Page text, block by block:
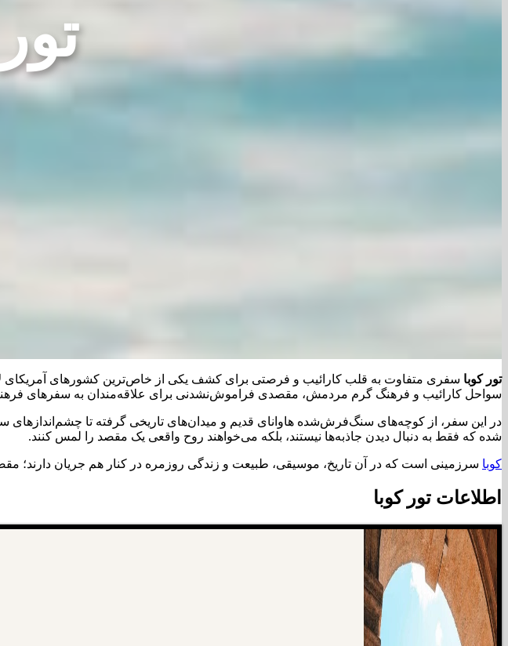
تور کوبا سفری متفاوت به قلب کارائیب و فرصتی برای کشف یکی از خاص‌ترین کشورهای آمریکای
سواحل کارائیب و فرهنگ گرم مردمش، مقصدی فراموش‌نشدنی برای علاقه‌مندان به سفرهای
در این سفر، از کوچه‌های سنگ‌فرش‌شده هاوانای قدیم و میدان‌های تاریخی گرفته تا چشم‌اندازهای
شده که فقط به دنبال دیدن جاذبه‌ها نیستند، بلکه می‌خواهند روح واقعی یک مقصد را لمس کنند.
کوبا سرزمینی است که در آن تاریخ، موسیقی، طبیعت و زندگی روزمره در کنار هم جریان دارند؛
اطلاعات تور کوبا